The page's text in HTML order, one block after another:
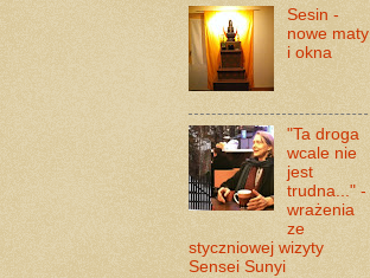
Sesin -
nowe maty
i okna
"Ta droga
wcale nie
jest
trudna..." -
wrażenia
ze
styczniowej wizyty
Sensei Sunyi